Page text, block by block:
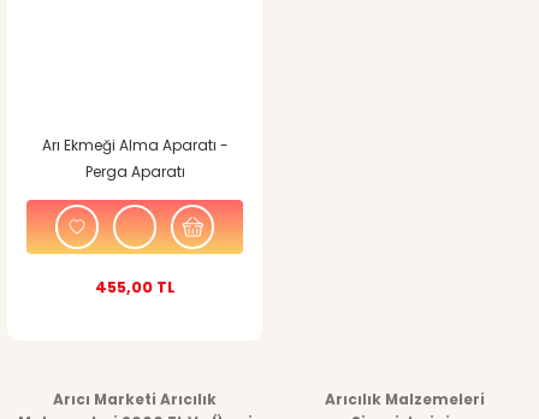
Arı Ekmeği Alma Aparatı -
Perga Aparatı
455,00 TL
Arıcı Marketi Arıcılık
Arıcılık Malzemeleri